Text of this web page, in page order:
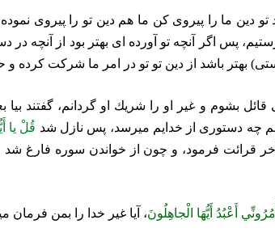
ما را پيروى كن ما هم دين تو را پيروى نموده
پس اگر آنچه تو آورده ‏اى بهتر بود از
بهتر باشد از دين تو تو در امر ما شركت كرده
بشوم و غير او را شريك او گردانم، گفتند بيا
چه دستورى از خدايم ميرسد، پس نازل شد قُلْ يا
قرائت فرمود، و چون از خواندن سوره فارغ شد
أَعْبُدُ أَيُّهَا الْجاهِلُونَ‏، آيا غير خدا را بمن فرمان